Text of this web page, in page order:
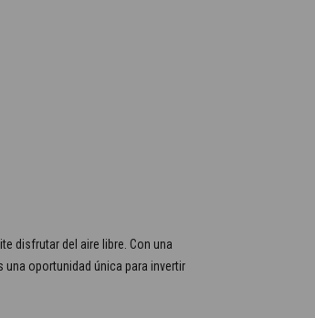
disfrutar del aire libre. Con una
oportunidad única para invertir